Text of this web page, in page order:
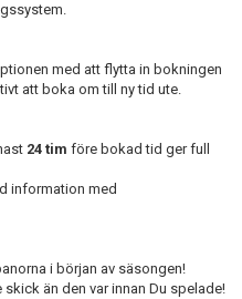
med att flytta in bokningen
att boka om till ny tid ute.
24 tim före bokad tid ger full
information med
i början av säsongen!
än den var innan Du spelade!